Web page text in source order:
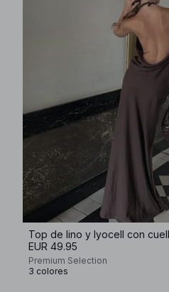
Top de lino y lyocell con
EUR 49.95
Premium Selection
3 colores